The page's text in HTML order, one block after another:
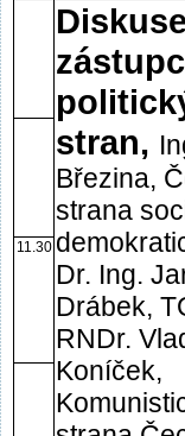
Diskuse
stran,
Březina,
strana
Dr. Ing.
Drábek,
RNDr.
Koníček,
11.30